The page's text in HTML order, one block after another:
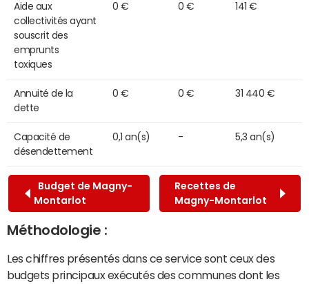
Aide aux
collectivités ayant
souscrit des
emprunts
toxiques
0 € 0 € 141 €
Annuité de la
dette
0 € 0 € 31 440 €
Capacité de
désendettement
0,1 an(s) - 5,3 an(s)
Budget de Magny-
Montarlot
Recettes de
Magny-Montarlot
Méthodologie :
Les chiffres présentés dans ce service sont ceux des
budgets principaux exécutés des communes dont les